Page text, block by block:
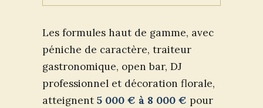
Les formules haut de gamme, avec
péniche de caractère, traiteur
gastronomique, open bar, DJ
professionnel et décoration florale,
atteignent 5 000 € à 8 000 € pour